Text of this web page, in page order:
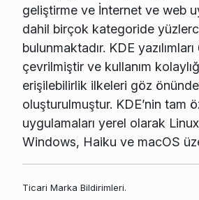
geliştirme ve İnternet ve web
dahil birçok kategoride yüzlerce
bulunmaktadır. KDE
çevrilmiştir ve kullanım
erişilebilirlik ilkeleri göz
oluşturulmuştur. KDE’nin tam
uygulamaları yerel olarak
Windows, Haiku ve macOS
Ticari Marka Bildirimleri.